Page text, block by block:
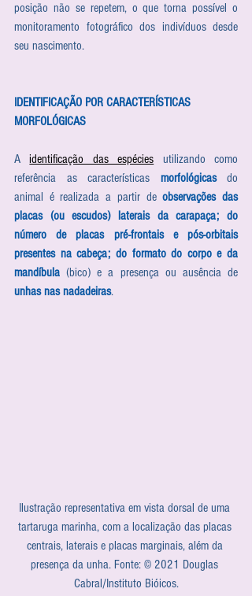
posição não se repetem, o que torna possível o
monitoramento fotográfico dos indivíduos desde
seu nascimento.
IDENTIFICAÇÃO POR CARACTERÍSTICAS
MORFOLÓGICAS
A identificação das espécies utilizando como
referência as características morfológicas do
animal é realizada a partir de observações das
placas (ou escudos) laterais da carapaça; do
número de placas pré-frontais e pós-orbitais
presentes na cabeça; do formato do corpo e da
mandíbula
unhas nas nadadeiras.
Ilustração representativa em vista dorsal de uma
tartaruga marinha, com a localização das placas
centrais, laterais e placas marginais, além da
presença da unha. Fonte: © 2021 Douglas
Cabral/Instituto Bióicos.